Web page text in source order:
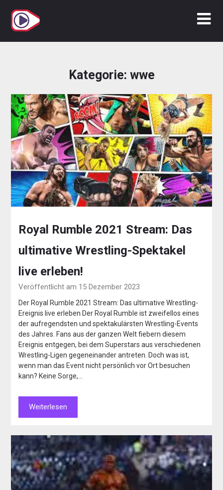
Inhalt
springen
Kategorie: wwe
Royal Rumble 2021 Stream: Das
ultimative Wrestling-Spektakel
live erleben!
Veröffentlicht am 15 Dezember 2023
Der Royal Rumble 2021 Stream: Das ultimative Wrestling-
Ereignis live erleben Der Royal Rumble ist zweifellos eines
der aufregendsten und spektakulärsten Wrestling-Events
des Jahres. Fans aus der ganzen Welt fiebern diesem
Ereignis entgegen, bei dem Superstars aus verschiedenen
Wrestling-Ligen gegeneinander antreten. Doch was ist,
wenn man das Event nicht persönlich vor Ort besuchen
kann? Keine Sorge,…
Weiterlesen